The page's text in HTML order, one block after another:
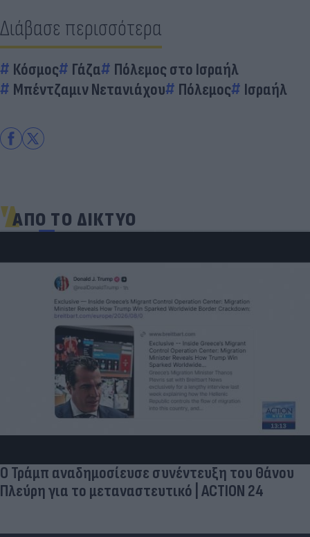
Διάβασε περισσότερα
Κόσμος Γάζα
Πόλεμος στο Ισραήλ
Μπέντζαμιν Νετανιάχου
Πόλεμος Ισραήλ
ΑΠΟ ΤΟ ΔΙΚΤΥΟ
Ο Τράμπ αναδημοσίευσε συνέντευξη του Θάνου
Πλεύρη για το μεταναστευτικό | ACTION 24